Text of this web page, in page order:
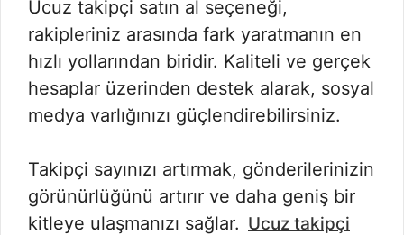
Ucuz takipçi satın al seçeneği,
rakipleriniz arasında fark yaratmanın en
hızlı yollarından biridir. Kaliteli ve gerçek
hesaplar üzerinden destek alarak, sosyal
medya varlığınızı güçlendirebilirsiniz.
Takipçi sayınızı artırmak, gönderilerinizin
görünürlüğünü artırır ve daha geniş bir
kitleye ulaşmanızı sağlar. Ucuz takipçi